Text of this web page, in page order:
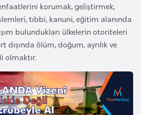
korumak, geliştirmek,
tıbbi, kanuni, eğitim alanında
bulundukları ülkelerin otoriteleri
dışında ölüm, doğum, ayrılık ve
olmaktır.